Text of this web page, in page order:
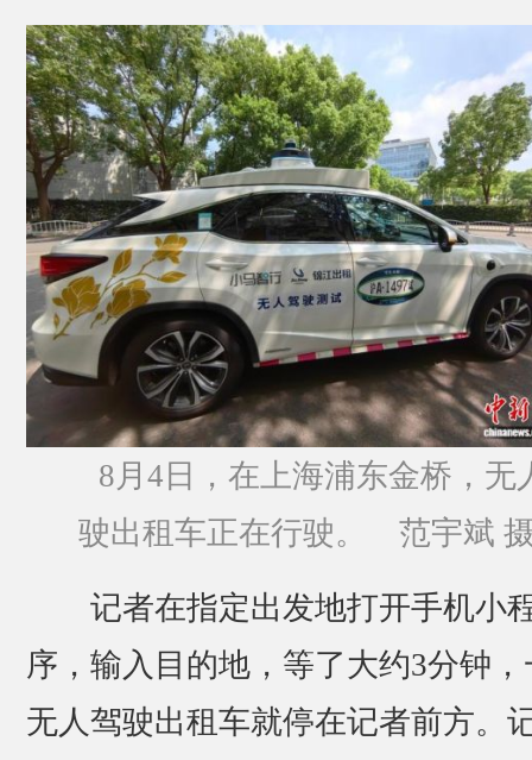
8月4日，在上海浦东金桥，无
驶出租车正在行驶。 范宇斌
记者在指定出发地打开手机小
序，输入目的地，等了大约3分钟，
无人驾驶出租车就停在记者前方。